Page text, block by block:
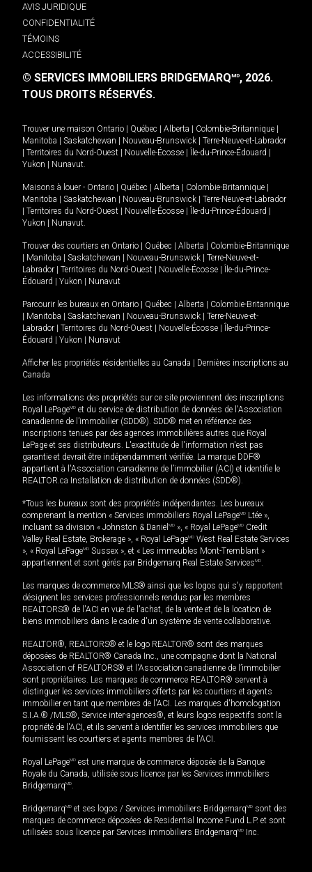
AVIS JURIDIQUE
CONFIDENTIALITÉ
TÉMOINS
ACCESSIBILITÉ
© SERVICES IMMOBILIERS BRIDGEMARQMD, 2026.
TOUS DROITS RÉSERVÉS.
Trouver une maison Ontario Québec Alberta Colombie-Britannique
Manitoba
Saskatchewan Nouveau-Brunswick
Terre-Neuve-et-Labrador
Territoires du Nord-Ouest Nouvelle-Écosse Île-du-Prince-Édouard
Yukon
Nunavut.
Maisons à louer - Ontario Québec Alberta Colombie-Britannique
Manitoba
Saskatchewan Nouveau-Brunswick
Terre-Neuve-et-Labrador
Territoires du Nord-Ouest Nouvelle-Écosse Île-du-Prince-Édouard
Yukon
Nunavut.
Trouver des courtiers en Ontario Québec Alberta
Colombie-Britannique
Manitoba Saskatchewan Nouveau-Brunswick
Terre-Neuve-et-
Labrador
Territoires du Nord-Ouest Nouvelle-Écosse
Île-du-Prince-
Édouard
Yukon Nunavut
Parcourir les bureaux en Ontario Québec Alberta
Colombie-Britannique
Manitoba Saskatchewan Nouveau-Brunswick
Terre-Neuve-et-
Labrador
Territoires du Nord-Ouest Nouvelle-Écosse
Île-du-Prince-
Édouard
Yukon Nunavut
Afficher les propriétés résidentielles au Canada
Dernières inscriptions au
Canada
Les informations des propriétés sur ce site proviennent des inscriptions
Royal LePageMD et du service de distribution de données de l'Association
canadienne de l’immobilier (SDD®). SDD® met en référence des
inscriptions tenues par des agences immobilières autres que Royal
LePage et ses distributeurs. L'exactitude de l'information n'est pas
garantie et devrait être indépendamment vérifiée. La marque DDF®
appartient à l'Association canadienne de l’immobilier (ACI) et identifie le
REALTOR.ca Installation de distribution de données (SDD®).
*Tous les bureaux sont des propriétés indépendantes. Les bureaux
comprenant la mention « Services immobiliers Royal LePageMD Ltée »,
incluant sa division « Johnston & Daniel MD », « Royal LePageMD Credit
Valley Real Estate, Brokerage », « Royal LePageMD West Real Estate Services
», « Royal LePageMD Sussex », et « Les immeubles Mont-Tremblant »
appartiennent et sont gérés par Bridgemarq Real Estate ServicesMD.
Les marques de commerce MLS® ainsi que les logos qui s'y rapportent
désignent les services professionnels rendus par les membres
REALTORS® de l'ACI en vue de l'achat, de la vente et de la location de
biens immobiliers dans le cadre d'un système de vente collaborative.
REALTOR®, REALTORS® et le logo REALTOR® sont des marques
déposées de REALTOR® Canada Inc., une compagnie dont la National
Association of REALTORS® et l'Association canadienne de l’immobilier
sont propriétaires. Les marques de commerce REALTOR® servent à
distinguer les services immobiliers offerts par les courtiers et agents
immobilier en tant que membres de l'ACI. Les marques d'homologation
S.I.A.® /MLS®, Service inter-agences®, et leurs logos respectifs sont la
propriété de l'ACI, et ils servent à identifier les services immobiliers que
fournissent les courtiers et agents membres de l'ACI.
Royal LePageMD est une marque de commerce déposée de la Banque
Royale du Canada, utilisée sous licence par les Services immobiliers
BridgemarqMD.
BridgemarqMD et ses logos / Services immobiliers BridgemarqMD sont des
marques de commerce déposées de Residential Income Fund L.P. et sont
utilisées sous licence par Services immobiliers BridgemarqMD Inc.